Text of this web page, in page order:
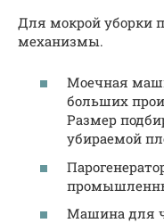
Для мокрой уборки
механизмы.
Моечная
больших
Размер
убираемой
Машина для